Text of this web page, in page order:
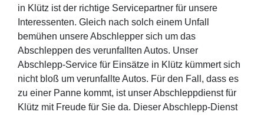
in Klütz ist der richtige Servicepartner für unsere
Interessenten. Gleich nach solch einem Unfall
bemühen unsere Abschlepper sich um das
Abschleppen des verunfallten Autos. Unser
Abschlepp-Service für Einsätze in Klütz kümmert sich
nicht bloß um verunfallte Autos. Für den Fall, dass es
zu einer Panne kommt, ist unser Abschleppdienst für
Klütz mit Freude für Sie da. Dieser Abschlepp-Dienst